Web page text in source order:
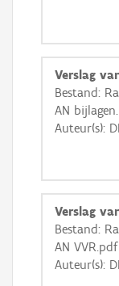
Basis Lagen
OSM-
GRB-
GRB-
Verslag
Bestand:
AN
Auteur(s):
Verslag
Bestand:
AN VVR.pdf
Auteur(s):